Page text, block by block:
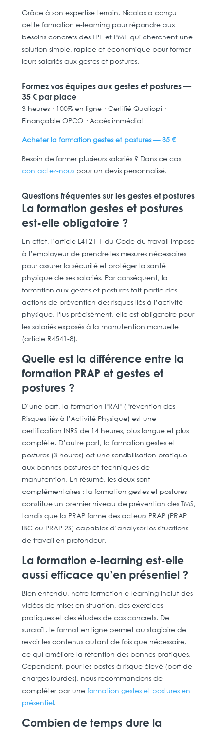
Grâce à son expertise terrain, Nicolas a conçu
cette formation e-learning pour répondre aux
besoins concrets des TPE et PME qui cherchent une
solution simple, rapide et économique pour former
leurs salariés aux gestes et postures.
Formez vos équipes aux gestes et postures —
35 € par place
3 heures · 100% en ligne · Certifié Qualiopi ·
Finançable OPCO · Accès immédiat
Acheter la formation gestes et postures — 35 €
Besoin de former plusieurs salariés ? Dans ce cas,
contactez-nouspour un devis personnalisé.
Questions fréquentes sur les gestes et postures
La formation gestes et postures
est-elle obligatoire ?
En effet, l’article L4121-1 du Code du travail impose
à l’employeur de prendre les mesures nécessaires
pour assurer la sécurité et protéger la santé
physique de ses salariés. Par conséquent, la
formation aux gestes et postures fait partie des
actions de prévention des risques liés à l’activité
physique. Plus précisément, elle est obligatoire pour
les salariés exposés à la manutention manuelle
(article R4541-8).
Quelle est la différence entre la
formation PRAP et gestes et
postures ?
D’une part, la formation PRAP (Prévention des
Risques liés à l’Activité Physique) est une
certification INRS de 14 heures, plus longue et plus
complète. D’autre part, la formation gestes et
postures (3 heures) est une sensibilisation pratique
aux bonnes postures et techniques de
manutention. En résumé, les deux sont
complémentaires : la formation gestes et postures
constitue un premier niveau de prévention des TMS,
tandis que la PRAP forme des acteurs PRAP (PRAP
IBC ou PRAP 2S) capables d’analyser les situations
de travail en profondeur.
La formation e-learning est-elle
aussi efficace qu’en présentiel ?
Bien entendu, notre formation e-learning inclut des
vidéos de mises en situation, des exercices
pratiques et des études de cas concrets. De
surcroît, le format en ligne permet au stagiaire de
revoir les contenus autant de fois que nécessaire,
ce qui améliore la rétention des bonnes pratiques.
Cependant, pour les postes à risque élevé (port de
charges lourdes), nous recommandons de
compléter par une formation gestes et postures en
présentiel.
Combien de temps dure la